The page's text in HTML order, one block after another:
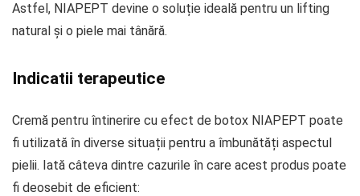
Astfel, NIAPEPT devine o soluție ideală pentru un lifting
natural și o piele mai tânără.
Indicatii terapeutice
Cremă pentru întinerire cu efect de botox NIAPEPT poate
fi utilizată în diverse situații pentru a îmbunătăți aspectul
pielii. Iată câteva dintre cazurile în care acest produs poate
fi deosebit de eficient: